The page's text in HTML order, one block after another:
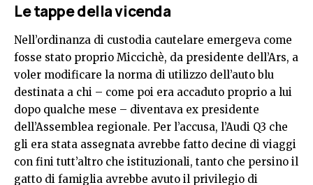
Le tappe della vicenda
Nell’ordinanza di custodia cautelare emergeva come
fosse stato proprio Miccichè, da presidente dell’Ars, a
voler modificare la norma di utilizzo dell’auto blu
destinata a chi – come poi era accaduto proprio a lui
dopo qualche mese – diventava ex presidente
dell’Assemblea regionale. Per l’accusa, l’Audi Q3 che
gli era stata assegnata avrebbe fatto decine di viaggi
con fini tutt’altro che istituzionali, tanto che persino il
gatto di famiglia avrebbe avuto il privilegio di